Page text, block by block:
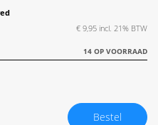
€ 9,95
14 OP VOORRAAD
Bestel